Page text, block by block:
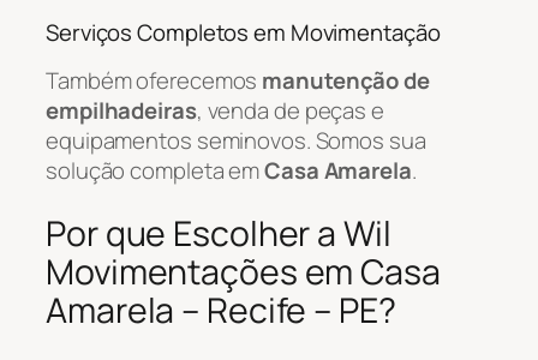
Serviços Completos em Movimentação
Também oferecemos manutenção de
empilhadeiras, venda de peças e
equipamentos seminovos. Somos sua
solução completa emCasa Amarela.
Por que Escolher a Wil
Movimentações em Casa
Amarela – Recife – PE?